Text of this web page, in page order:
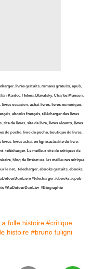
, livres gratuits, romans gratuits, epub,
Kardec, Helena Blavatsky, Charles Manson,
, livres occasion, achat livres, livres numérique,
, ebooks français,télécharger des livres
, site de livres, site de livre, livres récents, livres
de poche, livre de poche,boutique de livres,
livres, livres achat en ligne,actualité du livre,
, télécharger, Le meilleur site de critiques de
, blog de littérature, les meilleures critique
le net, telecharger, ebooks gratuits, ebooks,
#telecharger #ebooks #epub
#AuDetourDunLivr #Biographie
folle histoire #critique
histoire #bruno fuligni